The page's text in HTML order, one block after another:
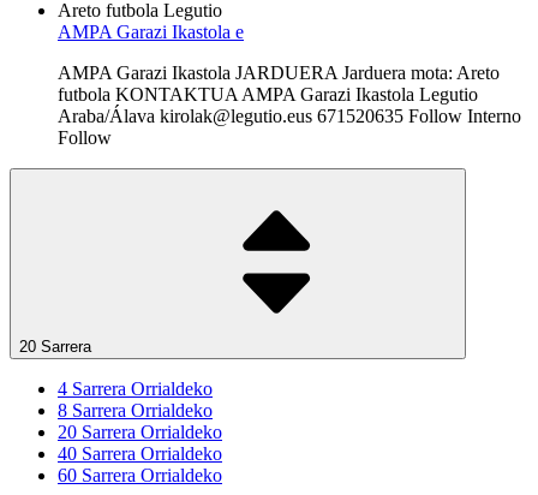
Areto futbola Legutio
AMPA Garazi Ikastola e
AMPA Garazi Ikastola JARDUERA Jarduera mota: Areto
futbola KONTAKTUA AMPA Garazi Ikastola Legutio
Araba/Álava kirolak@legutio.eus 671520635 Follow Interno
Follow
20 Sarrera
4 Sarrera Orrialdeko
8 Sarrera Orrialdeko
20 Sarrera Orrialdeko
40 Sarrera Orrialdeko
60 Sarrera Orrialdeko